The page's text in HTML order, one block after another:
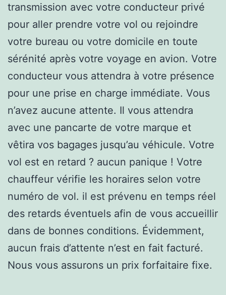
transmission avec votre conducteur privé
pour aller prendre votre vol ou rejoindre
votre bureau ou votre domicile en toute
sérénité après votre voyage en avion. Votre
conducteur vous attendra à votre présence
pour une prise en charge immédiate. Vous
n’avez aucune attente. Il vous attendra
avec une pancarte de votre marque et
vêtira vos bagages jusqu’au véhicule. Votre
vol est en retard ? aucun panique ! Votre
chauffeur vérifie les horaires selon votre
numéro de vol. il est prévenu en temps réel
des retards éventuels afin de vous accueillir
dans de bonnes conditions. Évidemment,
aucun frais d’attente n’est en fait facturé.
Nous vous assurons un prix forfaitaire fixe.